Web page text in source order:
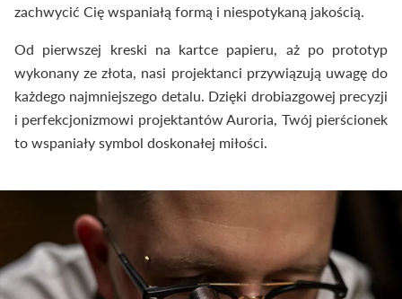
zachwycić Cię wspaniałą formą i niespotykaną jakością.
Od pierwszej kreski na kartce papieru, aż po prototyp
wykonany ze złota, nasi projektanci przywiązują uwagę do
każdego najmniejszego detalu. Dzięki drobiazgowej precyzji
i perfekcjonizmowi projektantów Auroria, Twój pierścionek
to wspaniały symbol doskonałej miłości.